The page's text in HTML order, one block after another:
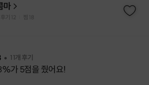
마
후기 12 찜 18
11개 후기
가 5점을 줬어요!